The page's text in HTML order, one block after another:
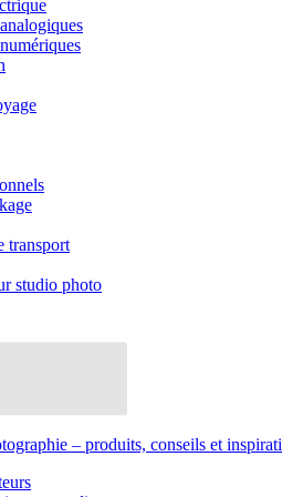
transport
studio photo
– produits, conseils et